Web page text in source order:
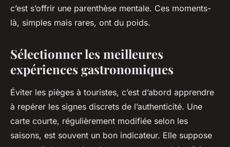
c’est s’offrir une parenthèse mentale. Ces moments-
là, simples mais rares, ont du poids.
Sélectionner les meilleures
expériences gastronomiques
Éviter les pièges à touristes, c’est d’abord apprendre
à repérer les signes discrets de l’authenticité. Une
carte courte, régulièrement modifiée selon les
saisons, est souvent un bon indicateur. Elle suppose